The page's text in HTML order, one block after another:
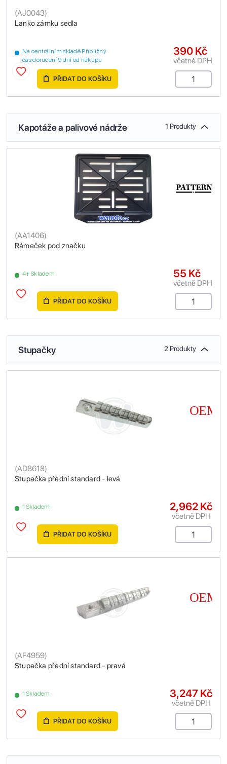
Lanko zámku sedla
(AJ0043)
Na centrálním skladě Přibližný
čas doručení 9 dní od nákupu
390 Kč
včetně DPH
PŘIDAT DO KOŠÍKU
Kapotáže a palivové nádrže 1 Produkty
Rámeček pod značku
(AA1406)
4+ Skladem 55 Kč
včetně DPH
PŘIDAT DO KOŠÍKU
Stupačky 2 Produkty
Stupačka přední standard - levá
(AD8618)
1 Skladem 2,962 Kč
včetně DPH
PŘIDAT DO KOŠÍKU
Stupačka přední standard - pravá
(AF4959)
1 Skladem 3,247 Kč
včetně DPH
PŘIDAT DO KOŠÍKU